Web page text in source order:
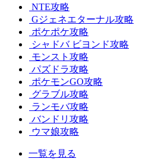
NTE攻略
Gジェネエターナル攻略
ポケポケ攻略
シャドバ ビヨンド攻略
モンスト攻略
パズドラ攻略
ポケモンGO攻略
グラブル攻略
ランモバ攻略
バンドリ攻略
ウマ娘攻略
一覧を見る